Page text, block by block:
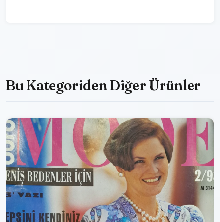
Bu Kategoriden Diğer Ürünler